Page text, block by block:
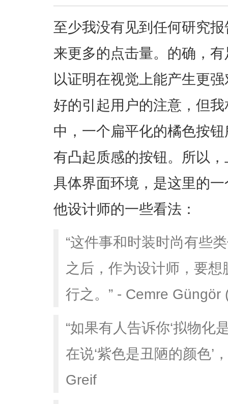
至少我没有见到任何研究
来更多的点击量。的确，
以证明在视觉上能产生更
好的引起用户的注意，但
中，一个扁平化的橘色按
有凸起质感的按钮。所以
具体界面环境，是这里的
他设计师的一些看法：
“这件事和时装时尚有些
之后，作为设计师，要
行之。” - Cemre Güngör
“如果有人告诉你‘拟物化
在说‘紫色是丑陋的颜色’
Greif